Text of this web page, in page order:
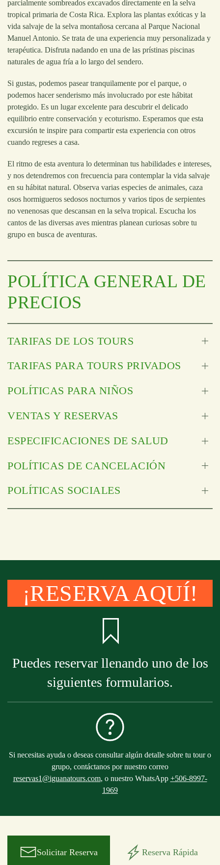
parcialmente sombreados excavados directamente en la selva
tropical primaria de Costa Rica. Explora las plantas exóticas y la
vida salvaje de la selva montañosa cercana al Parque Nacional
Manuel Antonio. Se trata de una experiencia muy personalizada y
terapéutica. Disfruta nadando en una de las prístinas piscinas
naturales de agua fría a lo largo del sendero.
Si gustas, podemos pasear tranquilamente por el parque, o
podemos hacer senderismo más involucrado por este hábitat
protegido. Es un lugar excelente para descubrir el delicado
equilibrio entre conservación y ecoturismo. Esperamos que esta
excursión te inspire para compartir esta experiencia con otros
cuando regreses a casa.
El ritmo de esta aventura lo determinan tus habilidades e intereses,
y nos detendremos con frecuencia para contemplar la vida salvaje
en su hábitat natural. Observa varias especies de animales, caza
osos hormigueros sedosos nocturnos y varios tipos de serpientes
no venenosas que descansan en la selva tropical. Escucha los
cantos de las diversas aves mientras planean curiosas sobre tu
grupo en busca de aventuras.
POLÍTICA GENERAL DE
PRECIOS
TARIFAS DE LOS TOURS
TARIFAS PARA TOURS PRIVADOS
POLÍTICAS PARA NIÑOS
VENTAS Y RESERVAS
ESPECIFICACIONES DE SALUD
POLÍTICAS DE CANCELACIÓN
POLÍTICAS SOCIALES
¡RESERVA AQUÍ!
Puedes reservar llenando uno de los
siguientes formularios.
Si necesitas ayuda o deseas consultar algún detalle sobre tu tour o
grupo, contáctanos por nuestro correo
reservas1@iguanatours.com, o nuestro WhatsApp +506-8997-
1969
Solicitar Reserva Reserva Rápida